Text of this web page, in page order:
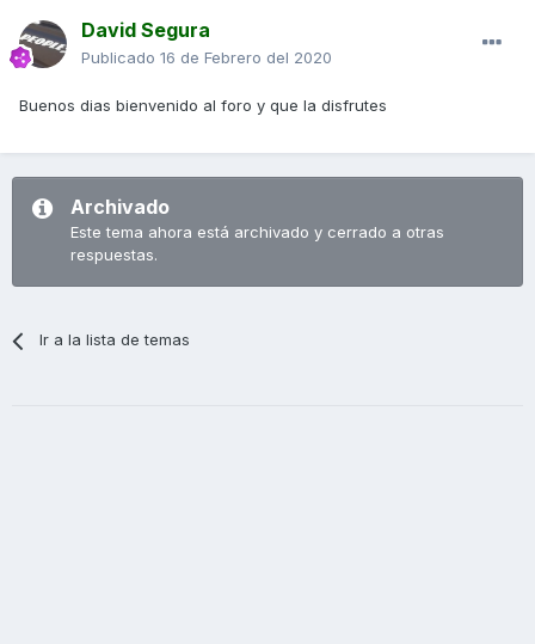
David Segura
Publicado 16 de Febrero del 2020
Buenos dias bienvenido al foro y que la disfrutes
Archivado
Este tema ahora está archivado y cerrado a otras
respuestas.
Ir a la lista de temas